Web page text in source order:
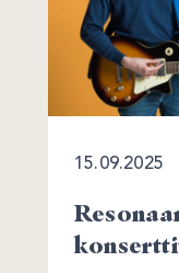
15.09.2025